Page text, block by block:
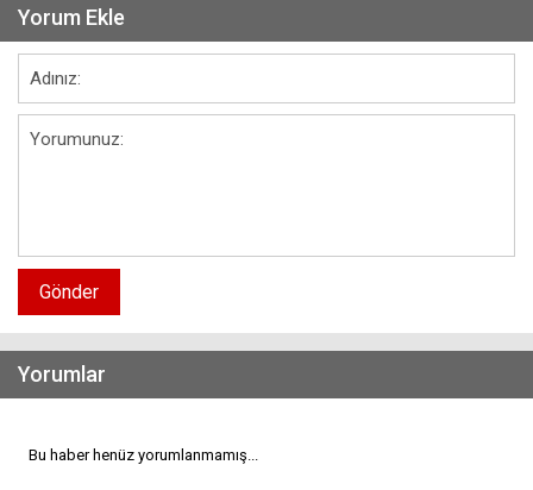
Yorum Ekle
Gönder
Yorumlar
Bu haber henüz yorumlanmamış...